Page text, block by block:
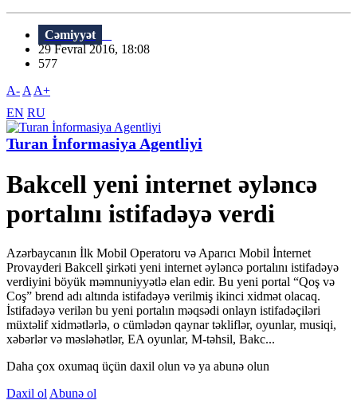
Cəmiyyət
29 Fevral 2016, 18:08
577
A- A A+
EN RU
Turan İnformasiya Agentliyi
Bakcell yeni internet əyləncə
portalını istifadəyə verdi
Azərbaycanın İlk Mobil Operatoru və Aparıcı Mobil İnternet
Provayderi Bakcell şirkəti yeni internet əyləncə portalını istifadəyə
verdiyini böyük məmnuniyyətlə elan edir. Bu yeni portal “Qoş və
Coş” brend adı altında istifadəyə verilmiş ikinci xidmət olacaq.
İstifadəyə verilən bu yeni portalın məqsədi onlayn istifadəçiləri
müxtəlif xidmətlərlə, o cümlədən qaynar təkliflər, oyunlar, musiqi,
xəbərlər və məsləhətlər, EA oyunlar, M-təhsil, Bakc...
Daha çox oxumaq üçün daxil olun və ya abunə olun
Daxil ol Abunə ol